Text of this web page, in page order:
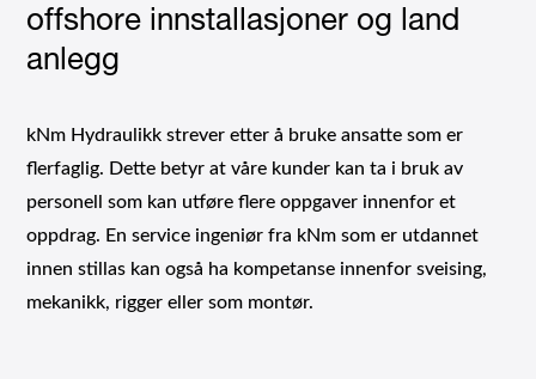
offshore innstallasjoner og land
anlegg
kNm Hydraulikk strever etter å bruke ansatte som er
flerfaglig. Dette betyr at våre kunder kan ta i bruk av
personell som kan utføre flere oppgaver innenfor et
oppdrag. En service ingeniør fra kNm som er utdannet
innen stillas kan også ha kompetanse innenfor sveising,
mekanikk, rigger eller som montør.